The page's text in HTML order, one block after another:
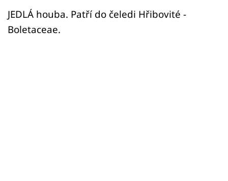
JEDLÁ houba. Patří do čeledi Hřibovité -
Boletaceae.